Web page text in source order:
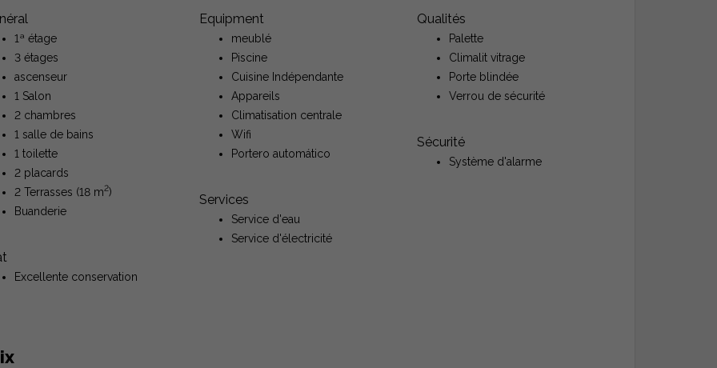
1ª étage
3 étages
ascenseur
1 Salon
2 chambres
1 salle de bains
1 toilette
2 placards
2 Terrasses (18 m2)
Buanderie
Excellente conservation
Equipment
meublé
Piscine
Cuisine Indépendante
Appareils
Climatisation centrale
Wifi
Portero automático
Services
Service d'eau
Service d'électricité
Qualités
Palette
Climalit vitrage
Porte blindée
Verrou de sécurité
Sécurité
Système d'alarme